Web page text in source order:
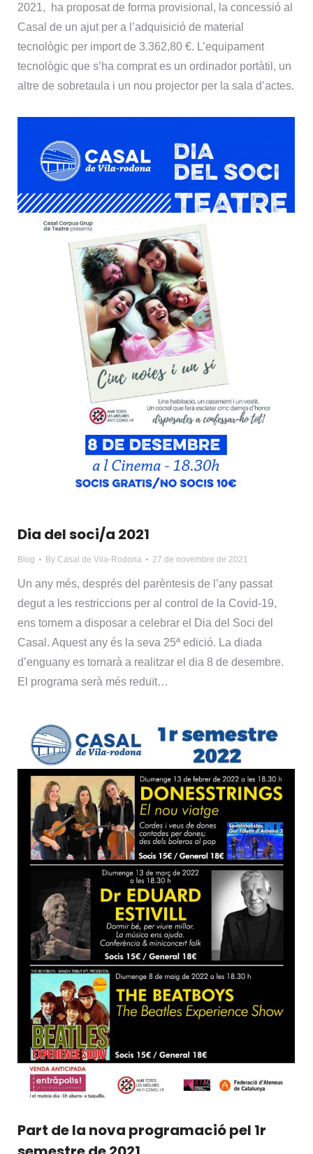
2021, ha proposat de forma provisional, la concessió al
Casal de un ajut per a l’adquisició de material
tecnològic per import de 3.362,80 €. L’equipament
tecnològic que s’ha comprat es un ordinador portàtil, un
altre de sobretaula i un nou projector per la sala d’actes.
Dia del soci/a 2021
Blog By Casal de Vila-Rodona 27 de novembre de 2021
Un any més, després del parèntesis de l’any passat
degut a les restriccions per al control de la Covid-19,
ens tornem a disposar a celebrar el Dia del Soci del
Casal. Aquest any és la seva 25ª edició. La diada
d’enguany es tornarà a realitzar el dia 8 de desembre.
El programa serà més reduït…
Part de la nova programació pel 1r